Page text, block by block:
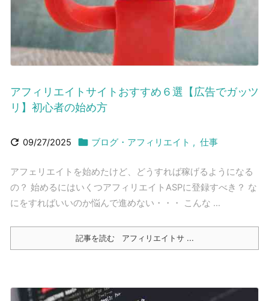
アフィリエイトサイトおすすめ６選【広告でガッツ
リ】初心者の始め方
 09/27/2025  ブログ・アフィリエイト , 仕事
アフェリエイトを始めたけど、どうすれば稼げるようになる
の？ 始めるにはいくつアフィリエイトASPに登録すべき？ な
にをすればいいのか悩んで進めない・・・ こんな ...
記事を読む アフィリエイトサ ...